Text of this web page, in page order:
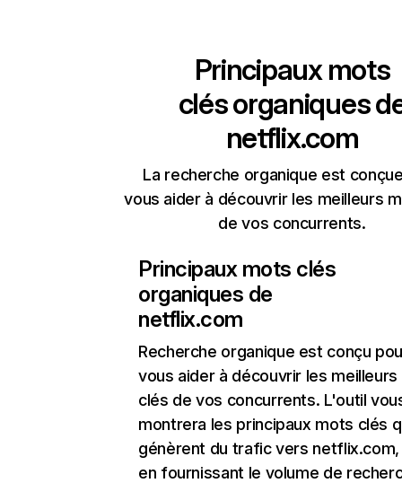
Principaux mots
clés organiques
netflix.com
La recherche organique est
vous aider à découvrir les meilleurs
de vos concurrents.
Principaux mots clés
organiques de
netflix.com
Recherche organique est conçu
vous aider à découvrir les
clés de vos concurrents. L'outil
montrera les principaux mots clés
génèrent du trafic vers
en fournissant le volume de